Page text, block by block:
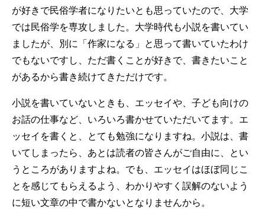
が好きで民俗学者になりたいとも思っていたので、大学
では民俗学を専攻しました。大学時代も小説を書いてい
ましたが、別に「作家になる」と思って書いていたわけ
でもないですし、ただ書くことが好きで、書きたいこと
があるから書き続けてきただけです。
小説を書いていないときも、エッセイや、子ども向けの
お話の仕事など、いろいろ書かせていただいてます。エ
ッセイを書くと、とても勉強になりますね。小説は、書
いてしまったら、あとは読者の皆さんがご自由に、とい
うところがありますよね。でも、エッセイはほぼ同じこ
とを感じてもらえるよう、わかりやすく誤解のないよう
に短い文章の中で書かないとなりませんから。